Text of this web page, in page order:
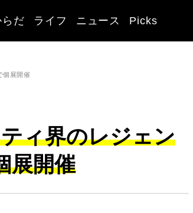
らだ ライフ ニュース Picks
個展開催
ィ界のレジェン
展開催